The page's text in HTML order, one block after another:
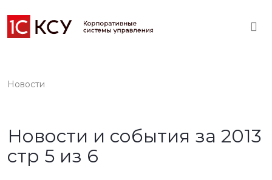
Новости
Новости и события за 2013
стр 5 из 6